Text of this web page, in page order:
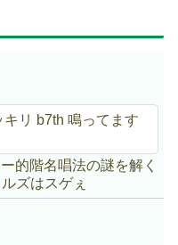
リ b7th 鳴ってます
的階名唱法の謎を解く
ズはスゲぇ